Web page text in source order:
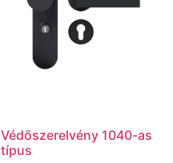
Védőszerelvény 1040-as
típus